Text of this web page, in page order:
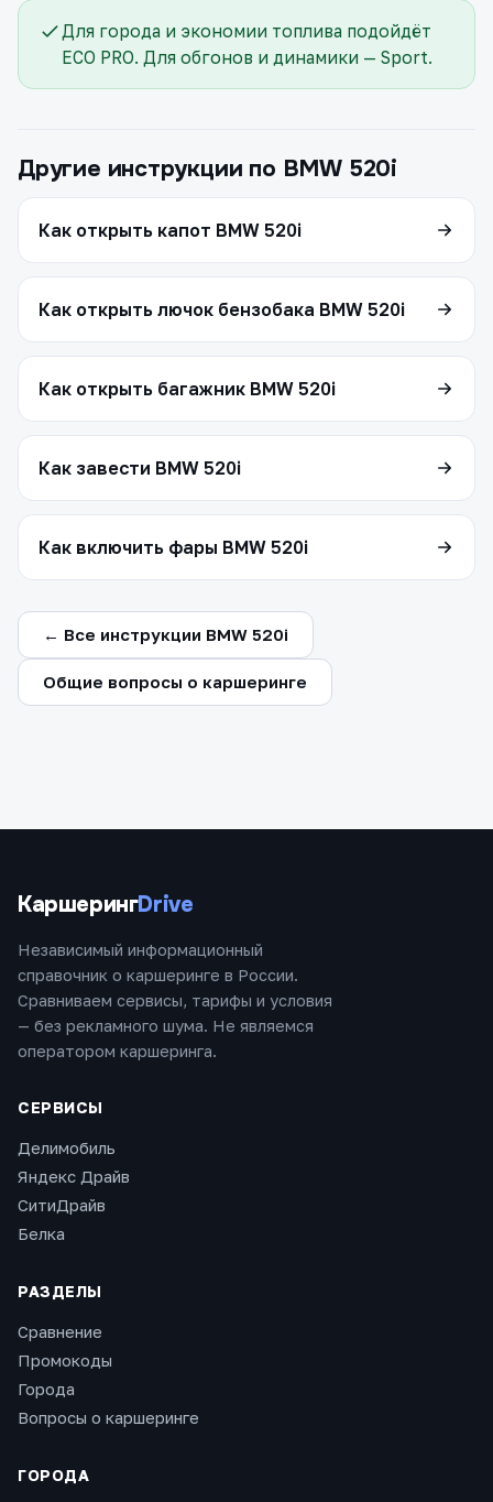
Для города и экономии топлива подойдёт
ECO PRO. Для обгонов и динамики — Sport.
Другие инструкции по BMW 520i
Как открыть капот BMW 520i
Как открыть лючок бензобака BMW 520i
Как открыть багажник BMW 520i
Как завести BMW 520i
Как включить фары BMW 520i
← Все инструкции BMW 520i
Общие вопросы о каршеринге
КаршерингDrive
Независимый информационный
справочник о каршеринге в России.
Сравниваем сервисы, тарифы и условия
— без рекламного шума. Не являемся
оператором каршеринга.
СЕРВИСЫ
Делимобиль
Яндекс Драйв
СитиДрайв
Белка
РАЗДЕЛЫ
Сравнение
Промокоды
Города
Вопросы о каршеринге
ГОРОДА